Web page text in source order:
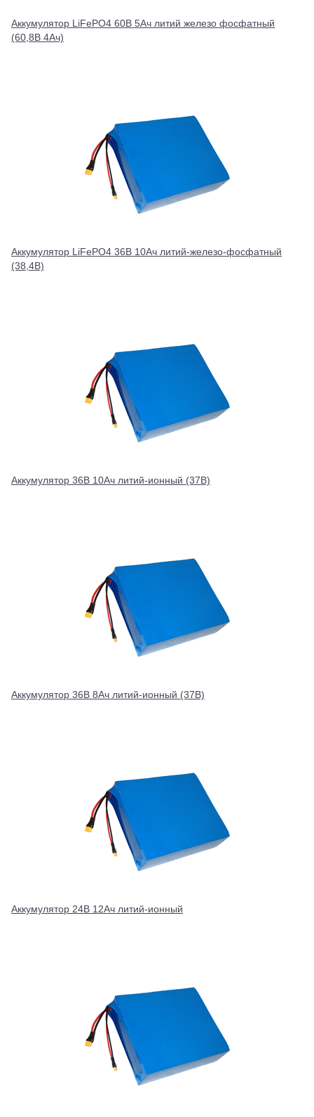
Аккумулятор LiFePO4 60В 5Ач литий железо фосфатный
(60,8В 4Ач)
Аккумулятор LiFePO4 36В 10Ач литий-железо-фосфатный
(38,4В)
Аккумулятор 36В 10Ач литий-ионный (37В)
Аккумулятор 36В 8Ач литий-ионный (37В)
Аккумулятор 24В 12Ач литий-ионный